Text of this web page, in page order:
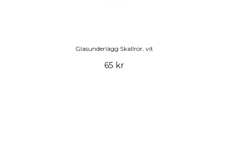
Glasunderlägg Skallror, vit
65 kr